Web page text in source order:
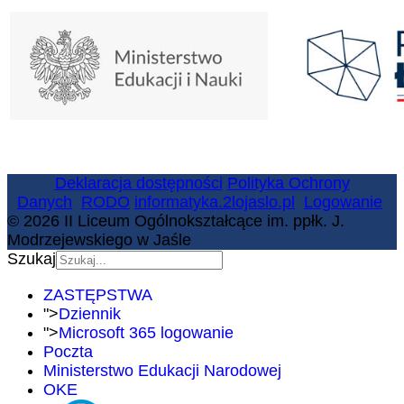
Deklaracja dostępności Polityka Ochrony
Danych RODO informatyka.2lojaslo.pl
Logowanie
© 2026 II Liceum Ogólnokształcące im. ppłk. J.
Modrzejewskiego w Jaśle
Szukaj
ZASTĘPSTWA
">Dziennik
">Microsoft 365 logowanie
Poczta
Ministerstwo Edukacji Narodowej
OKE